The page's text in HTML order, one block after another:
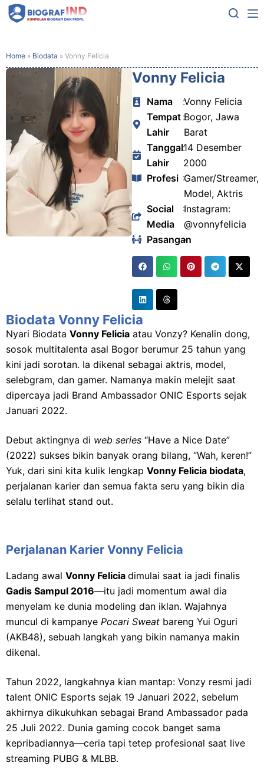
Home » Biodata » Vonny Felicia
Vonny Felicia
Nama :Vonny Felicia
Tempat
Lahir
:Bogor, Jawa
Barat
Tanggal
Lahir
:14 Desember
2000
Profesi :Gamer/Streamer,
Model, Aktris
Social
Media
:Instagram:
@vonnyfelicia
Pasangan
:-
Biodata Vonny Felicia
Nyari Biodata Vonny Felicia atau Vonzy? Kenalin dong,
sosok multitalenta asal Bogor berumur 25 tahun yang
kini jadi sorotan. Ia dikenal sebagai aktris, model,
selebgram, dan gamer. Namanya makin melejit saat
dipercaya jadi Brand Ambassador ONIC Esports sejak
Januari 2022.
Debut aktingnya di web series “Have a Nice Date”
(2022) sukses bikin banyak orang bilang, “Wah, keren!”
Yuk, dari sini kita kulik lengkap Vonny Felicia biodata,
perjalanan karier dan semua fakta seru yang bikin dia
selalu terlihat stand out.
Perjalanan Karier Vonny Felicia
Ladang awal Vonny Felicia dimulai saat ia jadi finalis
Gadis Sampul 2016—itu jadi momentum awal dia
menyelam ke dunia modeling dan iklan. Wajahnya
muncul di kampanye Pocari Sweat bareng Yui Oguri
(AKB48), sebuah langkah yang bikin namanya makin
dikenal.
Tahun 2022, langkahnya kian mantap: Vonzy resmi jadi
talent ONIC Esports sejak 19 Januari 2022, sebelum
akhirnya dikukuhkan sebagai Brand Ambassador pada
25 Juli 2022. Dunia gaming cocok banget sama
kepribadiannya—ceria tapi tetep profesional saat live
streaming PUBG & MLBB.